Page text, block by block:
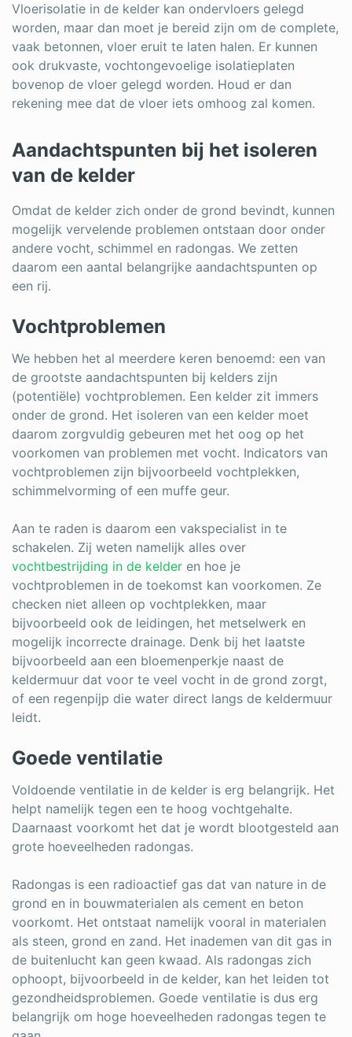
Vloerisolatie in de kelder kan ondervloers gelegd
worden, maar dan moet je bereid zijn om de complete,
vaak betonnen, vloer eruit te laten halen. Er kunnen
ook drukvaste, vochtongevoelige isolatieplaten
bovenop de vloer gelegd worden. Houd er dan
rekening mee dat de vloer iets omhoog zal komen.
Aandachtspunten bij het isoleren
van de kelder
Omdat de kelder zich onder de grond bevindt, kunnen
mogelijk vervelende problemen ontstaan door onder
andere vocht, schimmel en radongas. We zetten
daarom een aantal belangrijke aandachtspunten op
een rij.
Vochtproblemen
We hebben het al meerdere keren benoemd: een van
de grootste aandachtspunten bij kelders zijn
(potentiële) vochtproblemen. Een kelder zit immers
onder de grond. Het isoleren van een kelder moet
daarom zorgvuldig gebeuren met het oog op het
voorkomen van problemen met vocht. Indicators van
vochtproblemen zijn bijvoorbeeld vochtplekken,
schimmelvorming of een muffe geur.
Aan te raden is daarom een vakspecialist in te
schakelen. Zij weten namelijk alles over
vochtbestrijding in de kelder en hoe je
vochtproblemen in de toekomst kan voorkomen. Ze
checken niet alleen op vochtplekken, maar
bijvoorbeeld ook de leidingen, het metselwerk en
mogelijk incorrecte drainage. Denk bij het laatste
bijvoorbeeld aan een bloemenperkje naast de
keldermuur dat voor te veel vocht in de grond zorgt,
of een regenpijp die water direct langs de keldermuur
leidt.
Goede ventilatie
Voldoende ventilatie in de kelder is erg belangrijk. Het
helpt namelijk tegen een te hoog vochtgehalte.
Daarnaast voorkomt het dat je wordt blootgesteld aan
grote hoeveelheden radongas.
Radongas is een radioactief gas dat van nature in de
grond en in bouwmaterialen als cement en beton
voorkomt. Het ontstaat namelijk vooral in materialen
als steen, grond en zand. Het inademen van dit gas in
de buitenlucht kan geen kwaad. Als radongas zich
ophoopt, bijvoorbeeld in de kelder, kan het leiden tot
gezondheidsproblemen. Goede ventilatie is dus erg
belangrijk om hoge hoeveelheden radongas tegen te